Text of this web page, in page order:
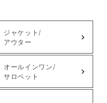
ジャケット/
アウター
オールインワン/
サロペット